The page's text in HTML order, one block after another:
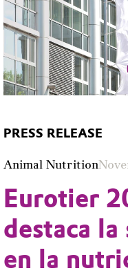
PRESS RELEASE
Animal Nutrition
Eurotier
destaca
en la